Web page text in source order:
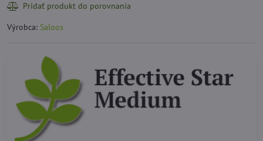
Výrobca: Saloos